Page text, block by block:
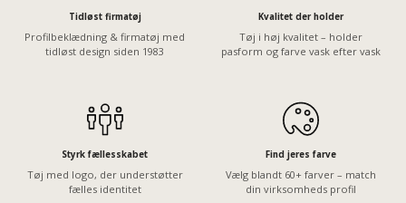
Tidløst firmatøj
Profilbeklædning & firmatøj med
tidløst design siden 1983
Kvalitet der holder
Tøj i høj kvalitet – holder
pasform og farve vask efter vask
Styrk fællesskabet
Tøj med logo, der understøtter
fælles identitet
Find jeres farve
Vælg blandt 60+ farver – match
din virksomheds profil